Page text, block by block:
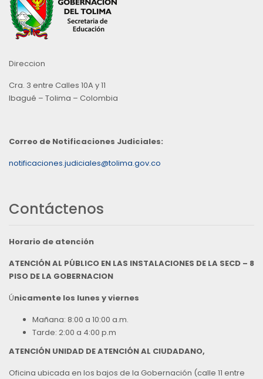
Direccion
Cra. 3 entre Calles 10A y 11
Ibagué – Tolima – Colombia
Correo de Notificaciones Judiciales:
notificaciones.judiciales@tolima.gov.co
Contáctenos
Horario de atención
ATENCIÓN AL PÚBLICO EN LAS INSTALACIONES DE LA SECD – 8
PISO DE LA GOBERNACION
Únicamente los lunes y viernes
Mañana: 8:00 a 10:00 a.m.
Tarde: 2:00 a 4:00 p.m
ATENCIÓN UNIDAD DE ATENCIÓN AL CIUDADANO,
Oficina ubicada en los bajos de la Gobernación (calle 11 entre